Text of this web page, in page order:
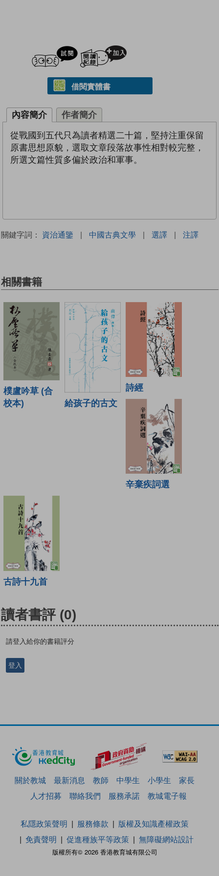
試閲
借閱實體書
內容簡介 作者簡介
從戰國到五代只為讀者精選二十篇，堅持注重保留
原書思想原貌，選取文章段落故事性相對較完整，
所選文篇性質多偏於政治和軍事。
關鍵字詞： 資治通鑒 | 中國古典文學 | 選譯 | 注譯
相關書籍
樸盧吟草 (合
校本)
給孩子的古文
詩經
辛棄疾詞選
古詩十九首
讀者書評 (0)
請登入給你的書籍評分
登入
關於教城 最新消息 教師 中學生 小學生
家長
人才招募
聯絡我們 服務承諾 教城電子報
版權所有© 2026 香港教育城有限公司
私隱政策聲明 服務條款
版權及知識產權政策
免責聲明
促進種族平等政策 無障礙網站設計